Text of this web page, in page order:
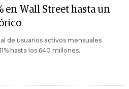
en Wall Street hasta un
de usuarios activos mensuales
hasta los 640 millones.